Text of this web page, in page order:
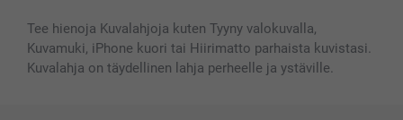
Tee hienoja Kuvalahjoja kuten Tyyny valokuvalla,
Kuvamuki, iPhone kuori tai Hiirimatto parhaista kuvistasi.
Kuvalahja on täydellinen lahja perheelle ja ystäville.